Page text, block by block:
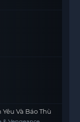
Và Báo Thù